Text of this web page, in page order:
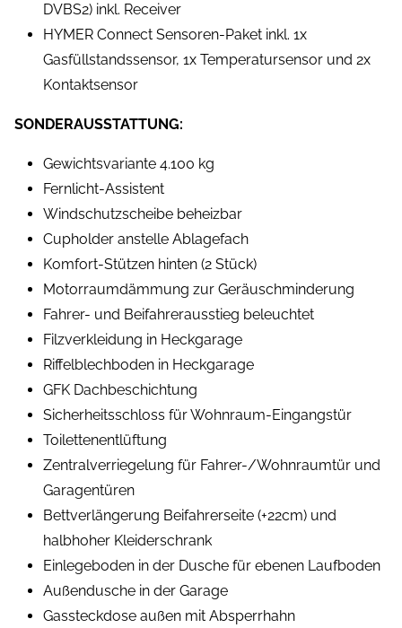
DVBS2) inkl. Receiver
HYMER Connect Sensoren-Paket inkl. 1x
Gasfüllstandssensor, 1x Temperatursensor und 2x
Kontaktsensor
SONDERAUSSTATTUNG:
Gewichtsvariante 4.100 kg
Fernlicht-Assistent
Windschutzscheibe beheizbar
Cupholder anstelle Ablagefach
Komfort-Stützen hinten (2 Stück)
Motorraumdämmung zur Geräuschminderung
Fahrer- und Beifahrerausstieg beleuchtet
Filzverkleidung in Heckgarage
Riffelblechboden in Heckgarage
GFK Dachbeschichtung
Sicherheitsschloss für Wohnraum-Eingangstür
Toilettenentlüftung
Zentralverriegelung für Fahrer-/Wohnraumtür und
Garagentüren
Bettverlängerung Beifahrerseite (+22cm) und
halbhoher Kleiderschrank
Einlegeboden in der Dusche für ebenen Laufboden
Außendusche in der Garage
Gassteckdose außen mit Absperrhahn